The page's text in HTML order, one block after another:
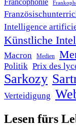
Francophonie
Intelligence
Künstliche
Macron Medien
Politik Prix des
Sarkozy
Verteidigung
Lesen fürs